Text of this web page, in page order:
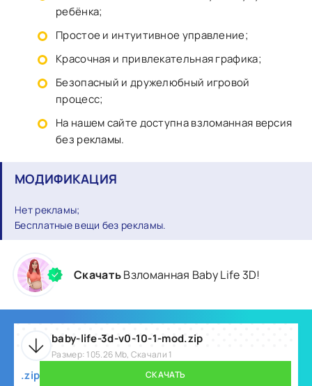
ребёнка;
Простое и интуитивное управление;
Красочная и привлекательная графика;
Безопасный и дружелюбный игровой
процесс;
На нашем сайте доступна взломанная версия
без рекламы.
МОДИФИКАЦИЯ
Нет рекламы;
Бесплатные вещи без рекламы.
СкачатьВзломанная Baby Life 3D!
baby-life-3d-v0-10-1-mod.zip
Размер: 105.26 Mb, Скачали 1
.zip СКАЧАТЬ